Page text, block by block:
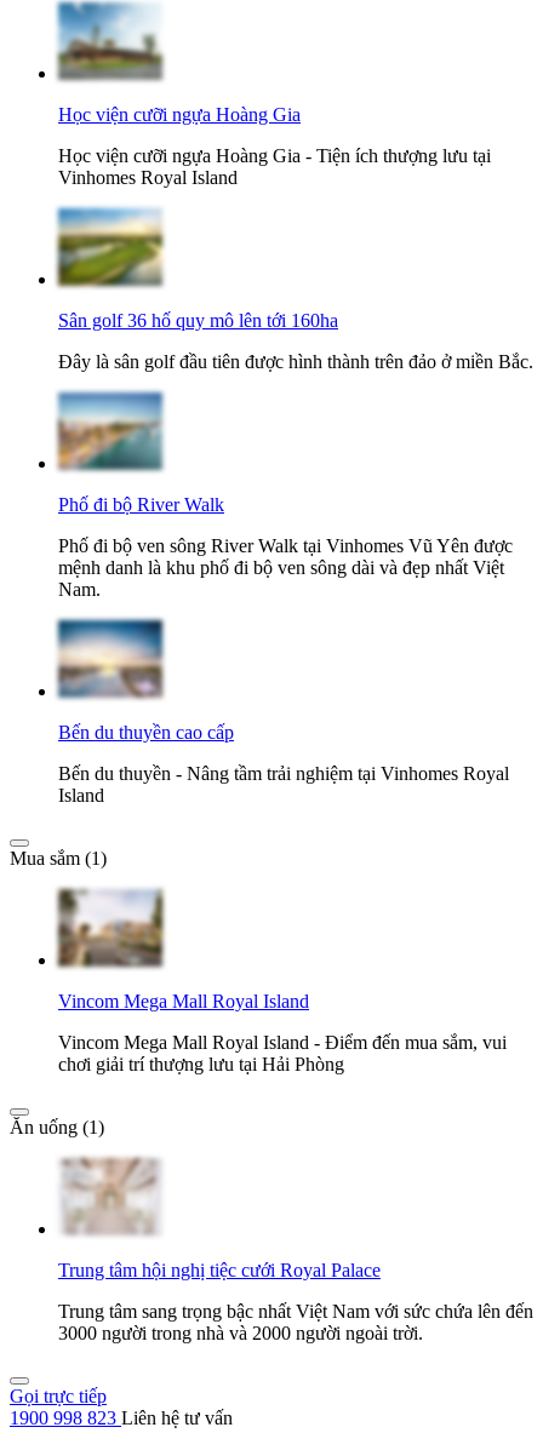
Học viện cưỡi ngựa Hoàng Gia
Học viện cưỡi ngựa Hoàng Gia - Tiện ích thượng lưu tại
Vinhomes Royal Island
Sân golf 36 hố quy mô lên tới 160ha
Đây là sân golf đầu tiên được hình thành trên đảo ở miền Bắc.
Phố đi bộ River Walk
Phố đi bộ ven sông River Walk tại Vinhomes Vũ Yên được
mệnh danh là khu phố đi bộ ven sông dài và đẹp nhất Việt
Nam.
Bến du thuyền cao cấp
Bến du thuyền - Nâng tầm trải nghiệm tại Vinhomes Royal
Island
Mua sắm (1)
Vincom Mega Mall Royal Island
Vincom Mega Mall Royal Island - Điểm đến mua sắm, vui
chơi giải trí thượng lưu tại Hải Phòng
Ăn uống (1)
Trung tâm hội nghị tiệc cưới Royal Palace
Trung tâm sang trọng bậc nhất Việt Nam với sức chứa lên đến
3000 người trong nhà và 2000 người ngoài trời.
Gọi trực tiếp
1900 998 823 Liên hệ tư vấn